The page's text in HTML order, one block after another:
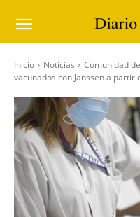
Inicio Noticias Comunidad
vacunados con Janssen a partir